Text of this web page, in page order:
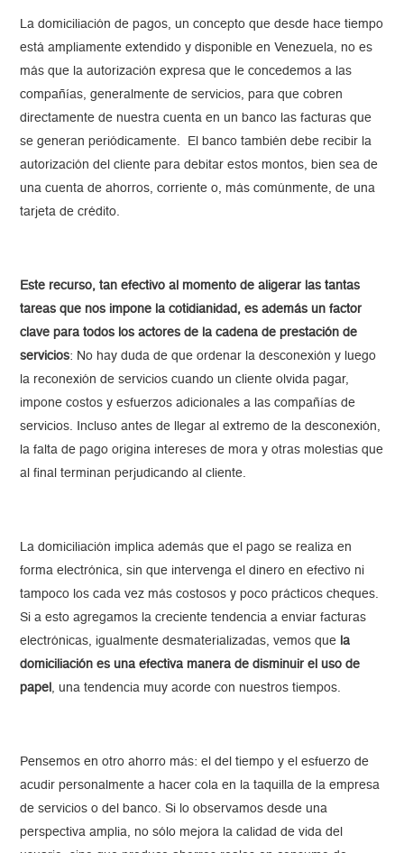
La domiciliación de pagos, un concepto que desde hace tiempo
está ampliamente extendido y disponible en Venezuela, no es
más que la autorización expresa que le concedemos a las
compañías, generalmente de servicios, para que cobren
directamente de nuestra cuenta en un banco las facturas que
se generan periódicamente. El banco también debe recibir la
autorización del cliente para debitar estos montos, bien sea de
una cuenta de ahorros, corriente o, más comúnmente, de una
tarjeta de crédito.
Este recurso, tan efectivo al momento de aligerar las tantas
tareas que nos impone la cotidianidad, es además un factor
clave para todos los actores de la cadena de prestación de
servicios: No hay duda de que ordenar la desconexión y luego
la reconexión de servicios cuando un cliente olvida pagar,
impone costos y esfuerzos adicionales a las compañías de
servicios. Incluso antes de llegar al extremo de la desconexión,
la falta de pago origina intereses de mora y otras molestias que
al final terminan perjudicando al cliente.
La domiciliación implica además que el pago se realiza en
forma electrónica, sin que intervenga el dinero en efectivo ni
tampoco los cada vez más costosos y poco prácticos cheques.
Si a esto agregamos la creciente tendencia a enviar facturas
electrónicas, igualmente desmaterializadas, vemos que la
domiciliación es una efectiva manera de disminuir el uso de
papel , una tendencia muy acorde con nuestros tiempos.
Pensemos en otro ahorro más: el del tiempo y el esfuerzo de
acudir personalmente a hacer cola en la taquilla de la empresa
de servicios o del banco. Si lo observamos desde una
perspectiva amplia, no sólo mejora la calidad de vida del